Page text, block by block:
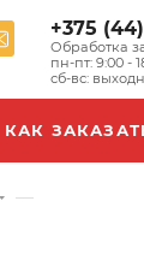
+375
Обработка
пн-пт: 9:00 -
сб-вс:
КАК
—